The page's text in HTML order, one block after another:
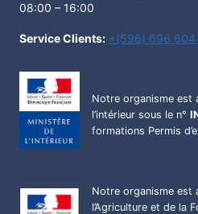
08:00 – 16:00
Service Clients: +(596) 696 604
Notre organisme est
l’intérieur sous le n°
formations Permis
Notre organisme est
l’Agriculture et de la